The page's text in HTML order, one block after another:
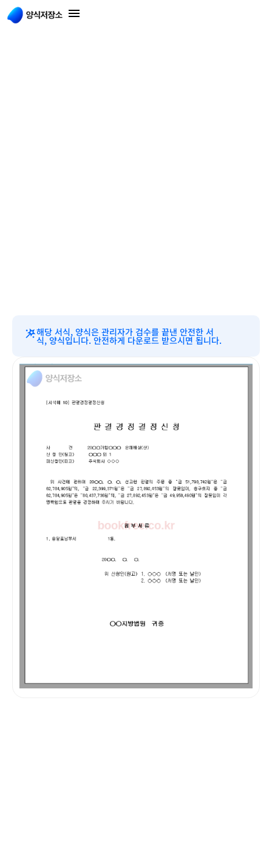
해당 서식, 양식은 관리자가 검수를 끝낸 안전한 서
식, 양식입니다. 안전하게 다운로드 받으시면 됩니다.